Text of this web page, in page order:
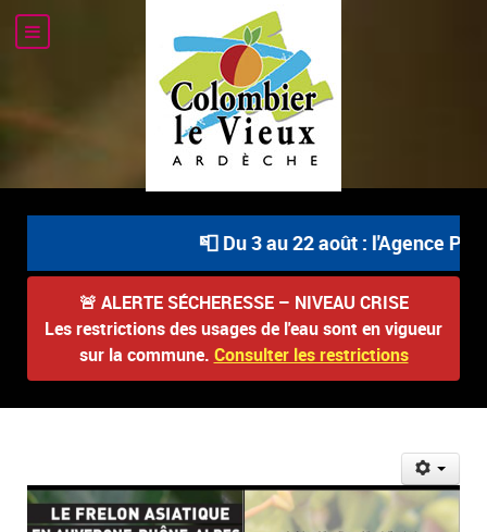
📮 Du 3 au 22 août : l'Agence
🚨 ALERTE SÉCHERESSE – NIVEAU CRISE
Les restrictions des usages de l'eau sont en vigueur
sur la commune. Consulter les restrictions